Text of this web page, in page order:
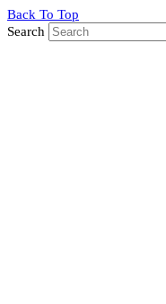
Back To Top
Search